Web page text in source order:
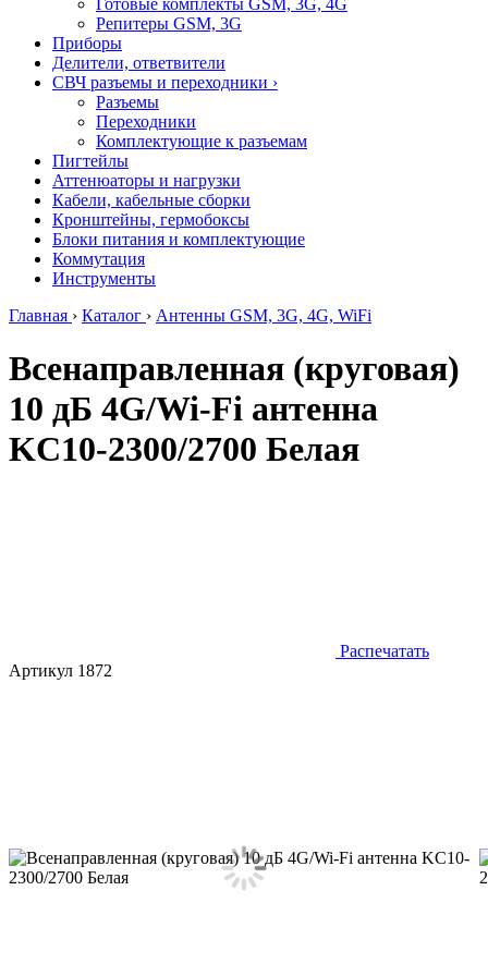
Готовые комплекты GSM, 3G, 4G
Репитеры GSM, 3G
Приборы
Делители, ответвители
СВЧ разъемы и переходники ›
Разъемы
Переходники
Комплектующие к разъемам
Пигтейлы
Аттенюаторы и нагрузки
Кабели, кабельные сборки
Кронштейны, гермобоксы
Блоки питания и комплектующие
Коммутация
Инструменты
Главная › Каталог › Антенны GSM, 3G, 4G, WiFi
Всенаправленная (круговая)
10 дБ 4G/Wi-Fi антенна
KC10-2300/2700 Белая
Распечатать
Артикул 1872